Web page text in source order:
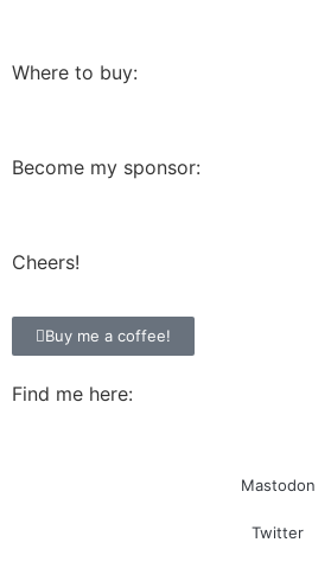
Where to buy:
Become my sponsor:
Cheers!
Buy me a coffee!
Find me here:
Mastodon
Twitter